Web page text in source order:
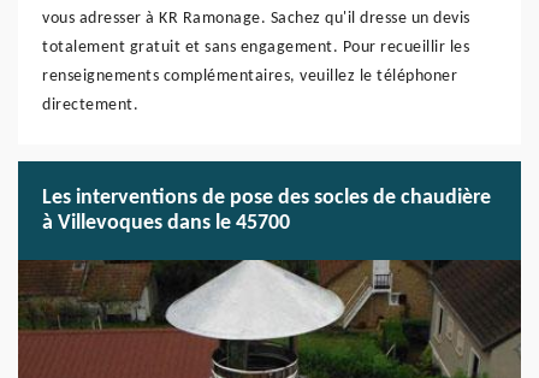
vous adresser à KR Ramonage. Sachez qu'il dresse un devis
totalement gratuit et sans engagement. Pour recueillir les
renseignements complémentaires, veuillez le téléphoner
directement.
Les interventions de pose des socles de chaudière
à Villevoques dans le 45700